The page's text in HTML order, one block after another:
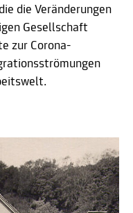
die Veränderungen
Gesellschaft
zur Corona-